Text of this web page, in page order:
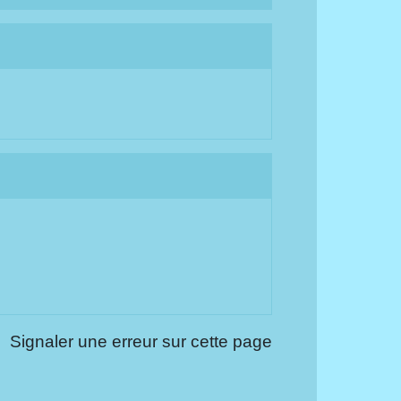
Signaler une erreur sur cette page